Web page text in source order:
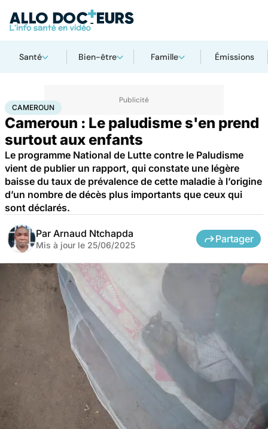
Santé Bien-être Famille Émissions
AccueilSanté Maladies Maladies infectieuses
CAMEROUN
Cameroun : Le paludisme s'en prend
surtout aux enfants
Le programme National de Lutte contre le Paludisme
vient de publier un rapport, qui constate une légère
baisse du taux de prévalence de cette maladie à l’origine
d’un nombre de décès plus importants que ceux qui
sont déclarés.
Par Arnaud Ntchapda
Mis à jour le 25/06/2025
Partager